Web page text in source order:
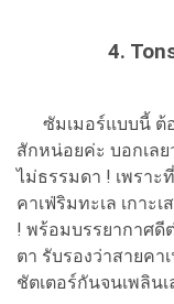
4.
ซัมเมอร์แบบนี้ ต้อ
สักหน่อยค่ะ บอกเลย
ไม่ธรรมดา ! เพราะ
คาเฟ่ริมทะเล เกาะ
! พร้อมบรรยากาศดี
ตา รับรองว่าสายคา
ชัตเตอร์กันจนเพลิน